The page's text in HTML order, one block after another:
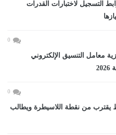
الجامعات 2026.. رابط التسجيل لاختبارات القدرات
0
معامل التنسيق الإلكتروني
0
من نقطة اللاسيطرة ويطالب